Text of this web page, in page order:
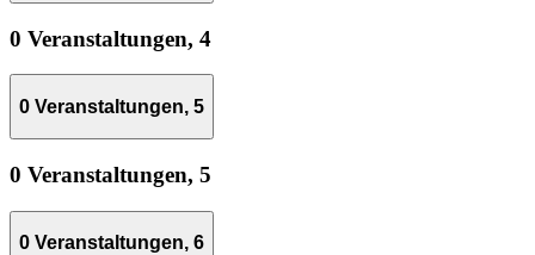
0 Veranstaltungen, 4
0 Veranstaltungen, 5
0 Veranstaltungen, 5
0 Veranstaltungen, 6